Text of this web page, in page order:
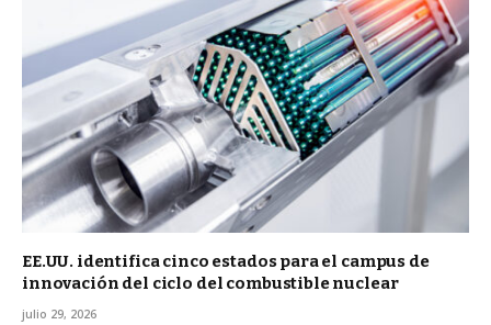
EE.UU. identifica cinco estados para el campus de
innovación del ciclo del combustible nuclear
julio 29, 2026